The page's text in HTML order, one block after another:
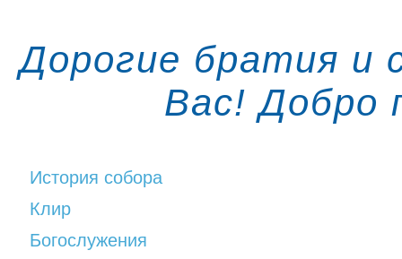
Дорогие братия и
Вас! Добро
История собора
Клир
Богослужения